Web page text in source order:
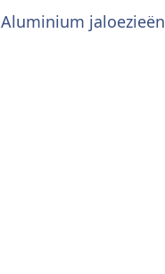
Aluminium jaloezieën